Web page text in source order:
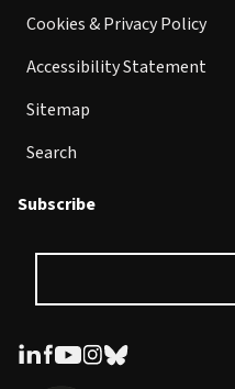
Cookies & Privacy Policy
Accessibility Statement
Sitemap
Search
Subscribe